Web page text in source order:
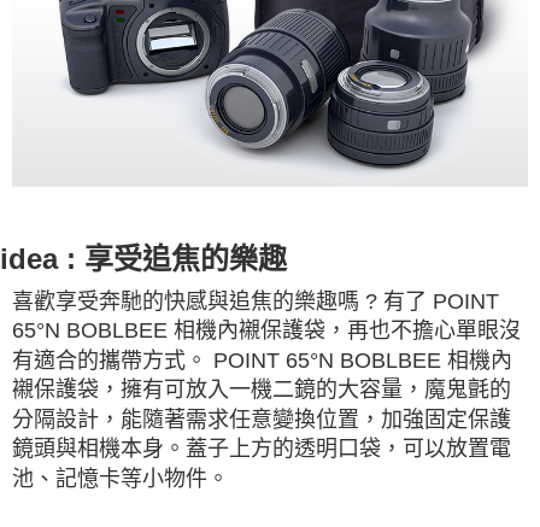
idea : 享受追焦的樂趣
喜歡享受奔馳的快感與追焦的樂趣嗎 ? 有了 POINT
65°N BOBLBEE 相機內襯保護袋，再也不擔心單眼沒
有適合的攜帶方式。 POINT 65°N BOBLBEE 相機內
襯保護袋，擁有可放入一機二鏡的大容量，魔鬼氈的
分隔設計，能隨著需求任意變換位置，加強固定保護
鏡頭與相機本身。蓋子上方的透明口袋，可以放置電
池、記憶卡等小物件。